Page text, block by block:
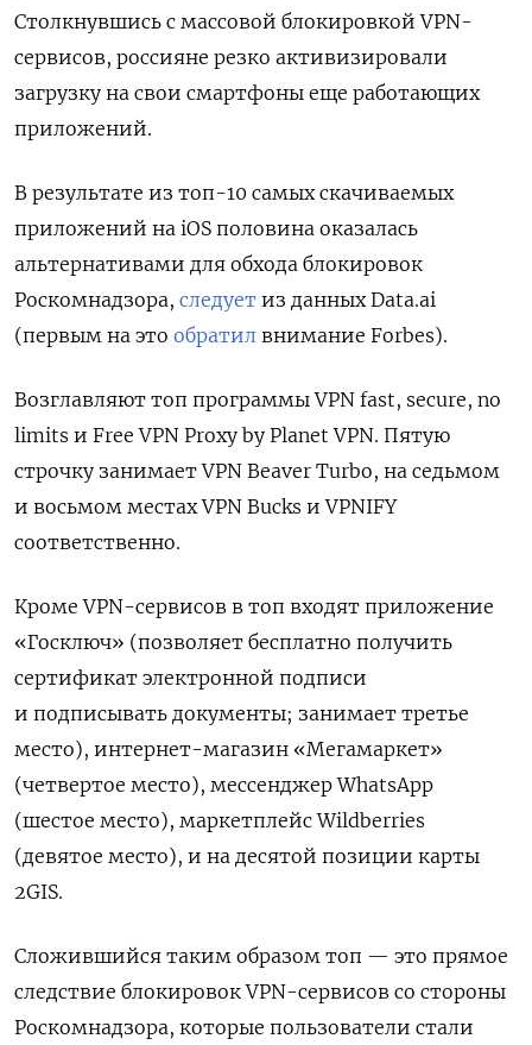
Столкнувшись с массовой блокировкой VPN-
сервисов, россияне резко активизировали
загрузку на свои смартфоны еще работающих
приложений.
В результате из топ-10 самых скачиваемых
приложений на iOS половина оказалась
альтернативами для обхода блокировок
Роскомнадзора, следует из данных Data.ai
(первым на это обратил внимание Forbes).
Возглавляют топ программы VPN fast, secure, no
limits и Free VPN Proxy by Planet VPN. Пятую
строчку занимает VPN Beaver Turbo, на седьмом
и восьмом местах VPN Bucks и VPNIFY
соответственно.
Кроме VPN-сервисов в топ входят приложение
«Госключ» (позволяет бесплатно получить
сертификат электронной подписи
и подписывать документы; занимает третье
место), интернет-магазин «Мегамаркет»
(четвертое место), мессенджер WhatsApp
(шестое место), маркетплейс Wildberries
(девятое место), и на десятой позиции карты
2GIS.
Сложившийся таким образом топ — это прямое
следствие блокировок VPN-сервисов со стороны
Роскомнадзора, которые пользователи стали